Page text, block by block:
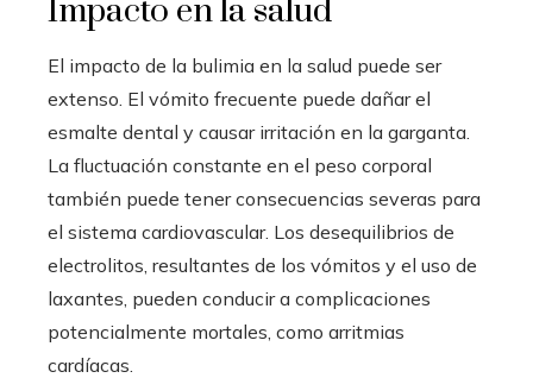
Impacto en la salud
El impacto de la bulimia en la salud puede ser
extenso. El vómito frecuente puede dañar el
esmalte dental y causar irritación en la garganta.
La fluctuación constante en el peso corporal
también puede tener consecuencias severas para
el sistema cardiovascular. Los desequilibrios de
electrolitos, resultantes de los vómitos y el uso de
laxantes, pueden conducir a complicaciones
potencialmente mortales, como arritmias
cardíacas.